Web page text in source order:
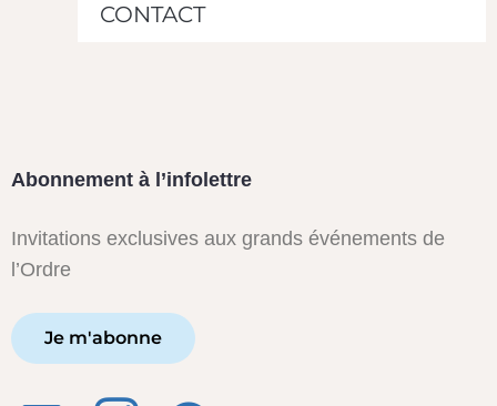
CONTACT
Abonnement à l’infolettre
Invitations exclusives aux grands événements de
l’Ordre
Je m'abonne